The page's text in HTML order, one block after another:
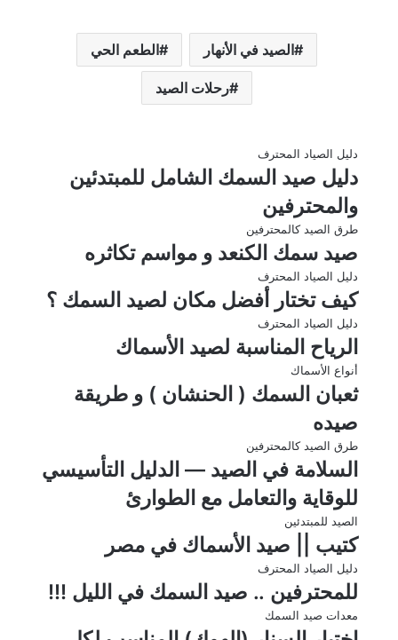
الصيد في الأنهار الطعم الحي
رحلات الصيد
دليل الصياد المحترف
دليل صيد السمك الشامل للمبتدئين
والمحترفين
طرق الصيد كالمحترفين
صيد سمك الكنعد و مواسم تكاثره
دليل الصياد المحترف
كيف تختار أفضل مكان لصيد السمك ؟
دليل الصياد المحترف
الرياح المناسبة لصيد الأسماك
أنواع الأسماك
ثعبان السمك ( الحنشان ) و طريقة
صيده
طرق الصيد كالمحترفين
السلامة في الصيد — الدليل التأسيسي
للوقاية والتعامل مع الطوارئ
الصيد للمبتدئين
كتيب || صيد الأسماك في مصر
دليل الصياد المحترف
للمحترفين .. صيد السمك في الليل !!!
معدات صيد السمك